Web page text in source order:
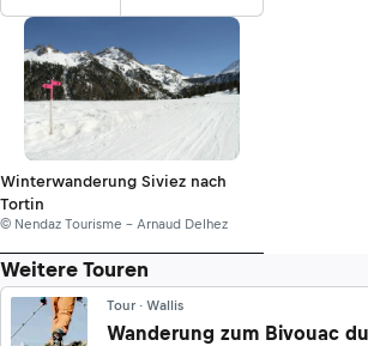
Winterwanderung Siviez nach
Tortin
© Nendaz Tourisme - Arnaud Delhez
Weitere Touren
Tour · Wallis
Wanderung zum Bivouac